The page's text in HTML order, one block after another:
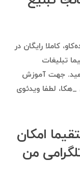
کاملا رایگان در
تبلیغات
جهت آموزش
لطفا ویدئوی
امکان
من